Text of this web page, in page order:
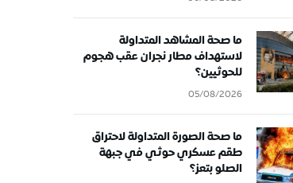
ما صحة المشاهد المتداولة
لاستهداف مطار نجران عقب هجوم
للحوثيين؟
05/08/2026
ما صحة الصورة المتداولة لاحتراق
طقم عسكري حوثي في جبهة
الصلو بتعز؟